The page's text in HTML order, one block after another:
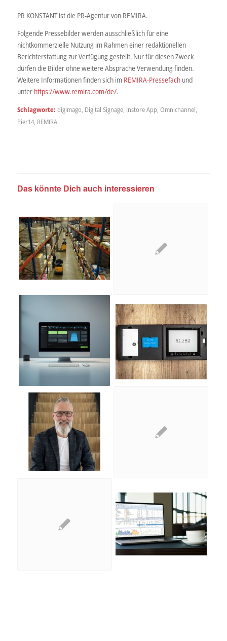
PR KONSTANT ist die PR-Agentur von REMIRA.
Folgende Pressebilder werden ausschließlich für eine
nichtkommerzielle Nutzung im Rahmen einer redaktionellen
Berichterstattung zur Verfügung gestellt. Nur für diesen Zweck
dürfen die Bilder ohne weitere Absprache Verwendung finden.
Weitere Informationen finden sich im REMIRA-Pressefachund
unter https://www.remira.com/de/.
Schlagworte: digimago, Digital Signage, Instore App, Omnichannel,
Pier14, REMIRA
Das könnte Dich auch interessieren